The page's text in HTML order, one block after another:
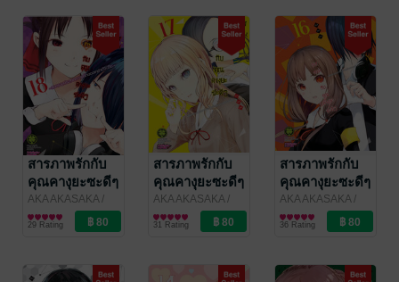
สารภาพรักกับ
คุณคางุยะซะดีๆ
~สงคราม
ประสาทความ
รักของเหล่า
AKA AKASAKA/
LUCKPIM
Publishing
การ์ตูนทั่วไป
29 Rating
สารภาพรักกับ
คุณคางุยะซะดีๆ
~สงคราม
ประสาทความ
รักของเหล่า
AKA AKASAKA/
LUCKPIM
Publishing
การ์ตูนทั่วไป
31 Rating
สารภาพรักกับ
คุณคางุยะซะดีๆ
~สงคราม
ประสาทความ
รักของเหล่า
AKA AKASAKA/
LUCKPIM
Publishing
การ์ตูนทั่วไป
36 Rating